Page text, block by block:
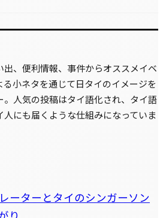
出、便利情報、事件からオススメイベ
る小ネタを通じて日タイのイメージを
。人気の投稿はタイ語化され、タイ語
人にも届くような仕組みになっていま
ーターとタイのシンガーソン